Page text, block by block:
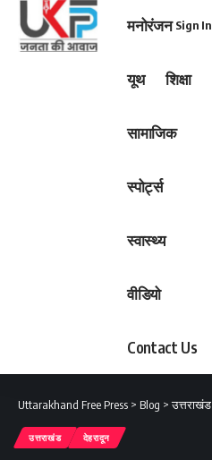
मनोरंजन
यूथ शिक्षा
सामाजिक
स्पोर्ट्स
स्वास्थ्य
वीडियो
Contact Us
Sign In
Uttarakhand Free Press > Blog >उत्तराखंड
उत्तराखंड देहरादून